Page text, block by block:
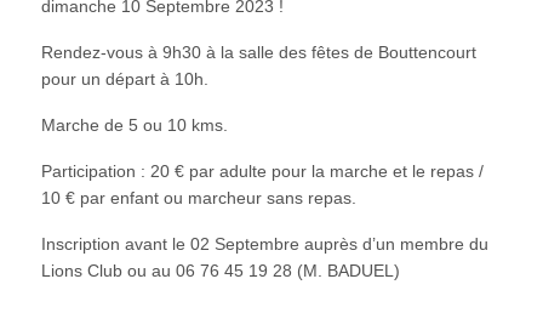
dimanche 10 Septembre 2023 !
Rendez-vous à 9h30 à la salle des fêtes de Bouttencourt
pour un départ à 10h.
Marche de 5 ou 10 kms.
Participation : 20 € par adulte pour la marche et le repas /
10 € par enfant ou marcheur sans repas.
Inscription avant le 02 Septembre auprès d’un membre du
Lions Club ou au 06 76 45 19 28 (M. BADUEL)